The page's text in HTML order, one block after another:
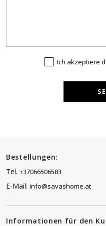
Ich akzeptiere
Bestellungen:
Tel. +37066506583
E-Mail: info@savashome.at
Informationen für den